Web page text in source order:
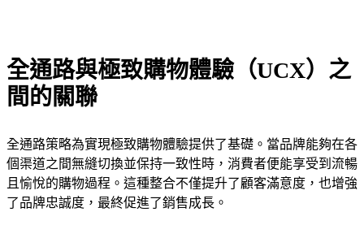
全通路與極致購物體驗（UCX）之
間的關聯
全通路策略為實現極致購物體驗提供了基礎。當品牌能夠在各
個渠道之間無縫切換並保持一致性時，消費者便能享受到流暢
且愉悅的購物過程。這種整合不僅提升了顧客滿意度，也增強
了品牌忠誠度，最終促進了銷售成長。